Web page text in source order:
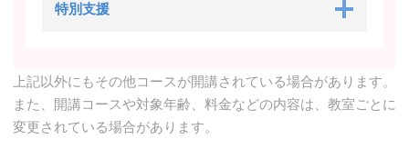
特別支援
上記以外にもその他コースが開講されている場合があります。
また、開講コースや対象年齢、料金などの内容は、教室ごとに
変更されている場合があります。